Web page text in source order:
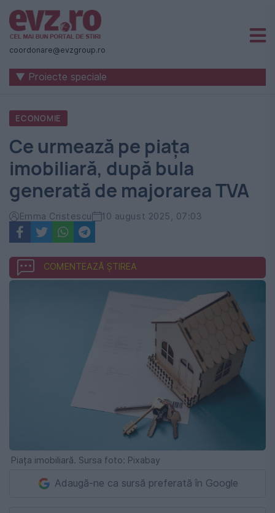
Știri
naționale
internaționale
România
-
Evenimentul
Zilei
coordonare@evzgroup.ro
▼ Proiecte speciale
ECONOMIE
Ce urmează pe piața
imobiliară, după bula
generată de majorarea TVA
Emma Cristescu 10 august 2025, 07:03
COMENTEAZĂ ȘTIREA
Piața imobiliară. Sursa foto: Pixabay
Adaugă-ne ca sursă preferată în Google